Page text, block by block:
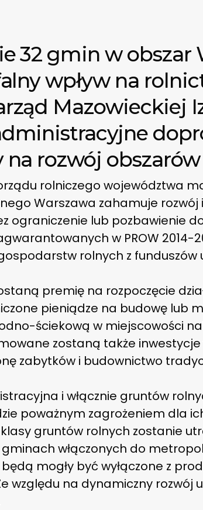
32 gmin w obszar
wpływ na
Mazowieckiej
na rozwój
rolniczego województwa
Warszawa zahamuje
ograniczenie lub pozbawienie
w PROW 2014-
rolnych z funduszów
premię na rozpoczęcie
pieniądze na budowę lub
ściekową w miejscowości
zostaną także
zabytków i budownictwo
i włącznie gruntów
poważnym zagrożeniem dla
gruntów rolnych zostanie
włączonych do
mogły być wyłączone z
względu na dynamiczny